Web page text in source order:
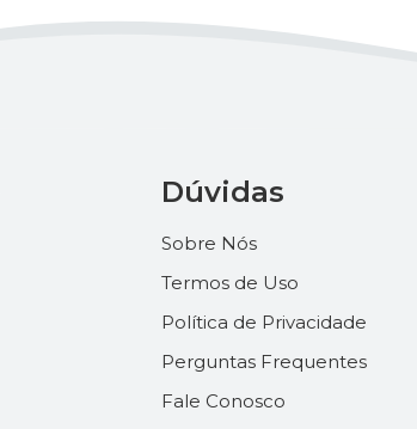
Dúvidas
Sobre Nós
Termos de Uso
Política de Privacidade
Perguntas Frequentes
Fale Conosco